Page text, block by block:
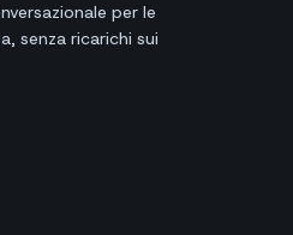
per le
senza ricarichi sui